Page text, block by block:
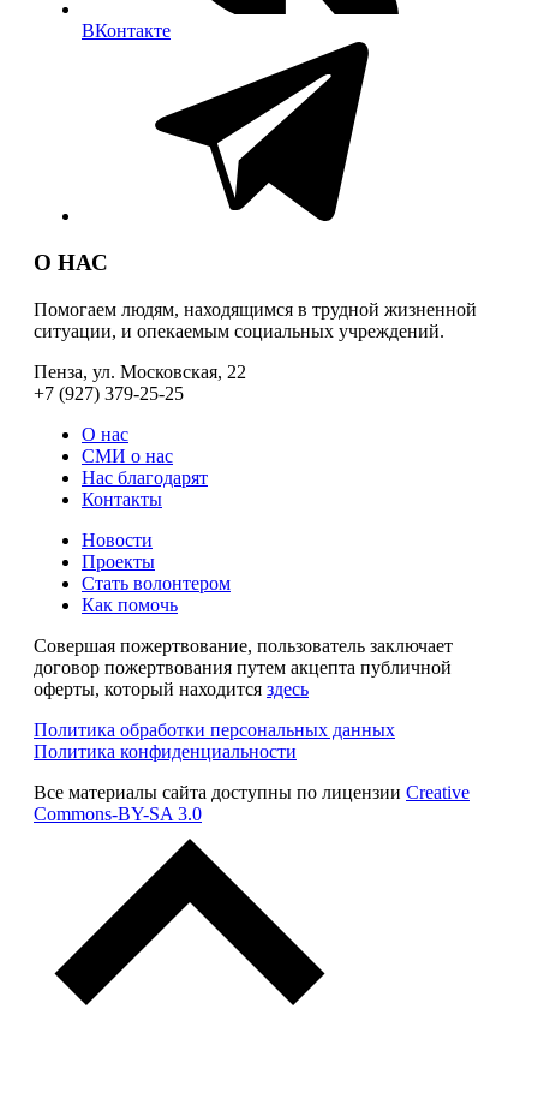
ВКонтакте
О НАС
Помогаем людям, находящимся в трудной жизненной
ситуации, и опекаемым социальных учреждений.
Пенза, ул. Московская, 22
+7 (927) 379-25-25
О нас
СМИ о нас
Нас благодарят
Контакты
Новости
Проекты
Стать волонтером
Как помочь
Совершая пожертвование, пользователь заключает
договор пожертвования путем акцепта публичной
оферты, который находится здесь
Политика обработки персональных данных
Политика конфиденциальности
Все материалы сайта доступны по лицензии Creative
Commons-BY-SA 3.0